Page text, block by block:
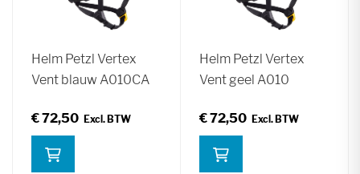
Helm Petzl Vertex
Vent blauw A010CA
€ 72,50
Helm Petzl Vertex
Vent geel A010
€ 72,50